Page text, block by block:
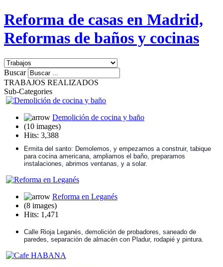
Reforma de casas en Madrid,
Reformas de baños y cocinas
Buscar
TRABAJOS REALIZADOS
Sub-Categories
Demolición de cocina y baño
(10 images)
Hits: 3,388
Ermita del santo: Demolemos, y empezamos a construir, tabique
para cocina americana, ampliamos el baño, preparamos
instalaciones, abrimos ventanas, y a solar.
Reforma en Leganés
(8 images)
Hits: 1,471
Calle Rioja Leganés, demolición de probadores, saneado de
paredes, separación de almacén con Pladur, rodapié y pintura.